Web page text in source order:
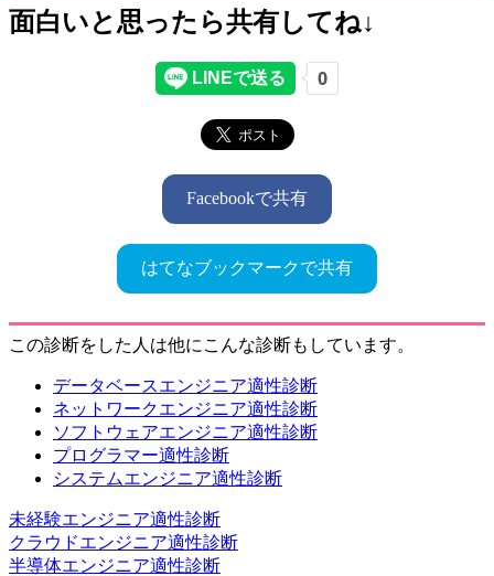
面白いと思ったら共有してね↓
Facebookで共有
はてなブックマークで共有
この診断をした人は他にこんな診断もしています。
データベースエンジニア適性診断
ネットワークエンジニア適性診断
ソフトウェアエンジニア適性診断
プログラマー適性診断
システムエンジニア適性診断
未経験エンジニア適性診断
クラウドエンジニア適性診断
半導体エンジニア適性診断